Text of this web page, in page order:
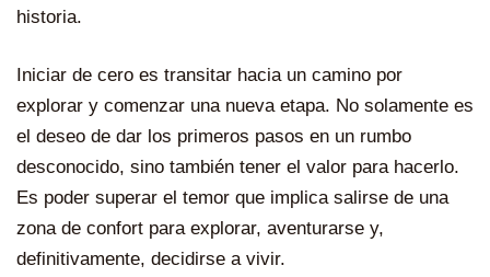
historia.
Iniciar de cero es transitar hacia un camino por
explorar y comenzar una nueva etapa. No solamente es
el deseo de dar los primeros pasos en un rumbo
desconocido, sino también tener el valor para hacerlo.
Es poder superar el temor que implica salirse de una
zona de confort para explorar, aventurarse y,
definitivamente, decidirse a vivir.